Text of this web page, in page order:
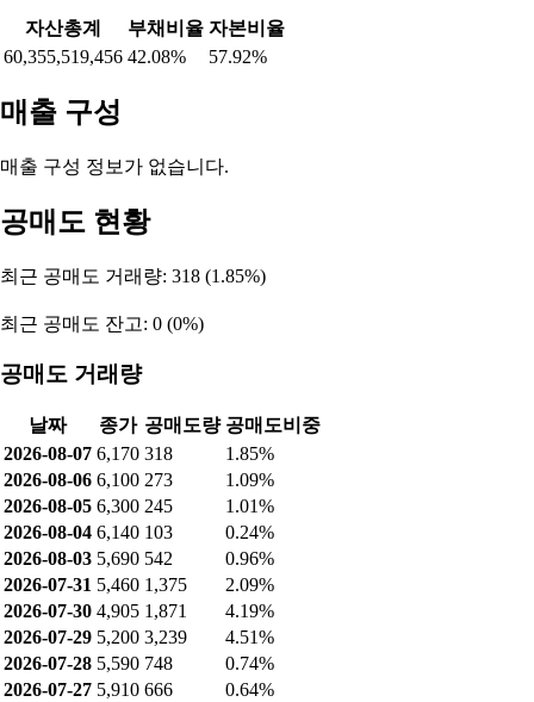
자산총계 부채비율 자본비율
60,355,519,456 42.08% 57.92%
매출 구성
매출 구성 정보가 없습니다.
공매도 현황
최근 공매도 거래량: 318 (1.85%)
최근 공매도 잔고: 0 (0%)
공매도 거래량
날짜 종가 공매도량 공매도비중
2026-08-07 6,170 318
1.85%
2026-08-06 6,100 273
1.09%
2026-08-05 6,300 245
1.01%
2026-08-04 6,140 103
0.24%
2026-08-03 5,690 542
0.96%
2026-07-31 5,460 1,375
2.09%
2026-07-30 4,905 1,871
4.19%
2026-07-29 5,200 3,239
4.51%
2026-07-28 5,590 748
0.74%
2026-07-27 5,910 666
0.64%